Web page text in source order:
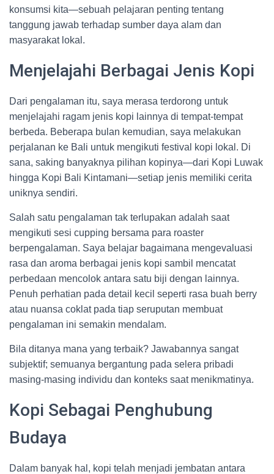
konsumsi kita—sebuah pelajaran penting tentang
tanggung jawab terhadap sumber daya alam dan
masyarakat lokal.
Menjelajahi Berbagai Jenis Kopi
Dari pengalaman itu, saya merasa terdorong untuk
menjelajahi ragam jenis kopi lainnya di tempat-tempat
berbeda. Beberapa bulan kemudian, saya melakukan
perjalanan ke Bali untuk mengikuti festival kopi lokal. Di
sana, saking banyaknya pilihan kopinya—dari Kopi Luwak
hingga Kopi Bali Kintamani—setiap jenis memiliki cerita
uniknya sendiri.
Salah satu pengalaman tak terlupakan adalah saat
mengikuti sesi cupping bersama para roaster
berpengalaman. Saya belajar bagaimana mengevaluasi
rasa dan aroma berbagai jenis kopi sambil mencatat
perbedaan mencolok antara satu biji dengan lainnya.
Penuh perhatian pada detail kecil seperti rasa buah berry
atau nuansa coklat pada tiap seruputan membuat
pengalaman ini semakin mendalam.
Bila ditanya mana yang terbaik? Jawabannya sangat
subjektif; semuanya bergantung pada selera pribadi
masing-masing individu dan konteks saat menikmatinya.
Kopi Sebagai Penghubung
Budaya
Dalam banyak hal, kopi telah menjadi jembatan antara